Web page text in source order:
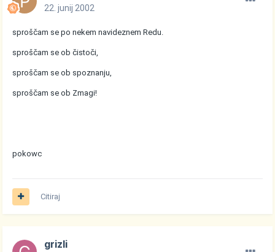
22. junij 2002
sproščam se po nekem navideznem Redu.
sproščam se ob čistoči,
sproščam se ob spoznanju,
sproščam se ob Zmagi!
pokowc
Citiraj
grizli